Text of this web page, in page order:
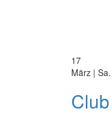
17
März | Sa.